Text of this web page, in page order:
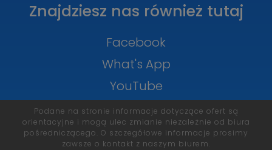
Znajdziesz nas również tutaj
Facebook
What's App
YouTube
Podane na stronie informacje dotyczące ofert są
orientacyjne i mogą ulec zmianie niezależnie od biura
pośredniczącego. O szczegółowe informacje prosimy
zawsze o kontakt z naszym biurem.